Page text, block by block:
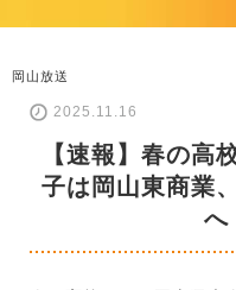
岡山放送
2025.11.16
【速報】春の
子は岡山東商業
へ